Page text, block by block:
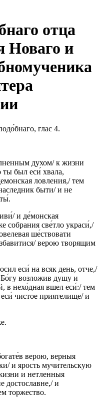
отца
Новаго и
глас 4.
духом/ к жизни
был еси́ хвала,
ловления,/ тем
быти/ и не
и де́монская
собрания све́тло украси́,/
ше́ствовати
верою творящим
еси́ на всяк день, отче,/
возложив душу и
в нехо́дная вшел еси́:/ тем
чистое приятелище/ и
верою, верныя
и ярость мучительскую
и нетленныя
достославне,/ и
торжество.